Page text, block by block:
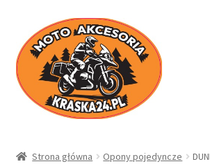
Przejdź
do
nawigacji
Przejdź
do
treści
Strona główna Opony pojedyncze